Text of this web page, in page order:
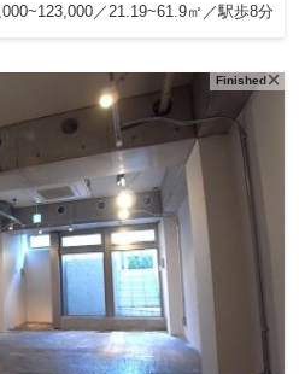
／21.19~61.9㎡／駅歩8分
Finished